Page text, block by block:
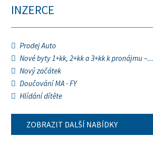
INZERCE
Prodej Auto
Nové byty 1+kk, 2+kk a 3+kk k pronájmu –...
Nový začátek
Doučování MA - FY
Hlídání dítěte
ZOBRAZIT DALŠÍ NABÍDKY